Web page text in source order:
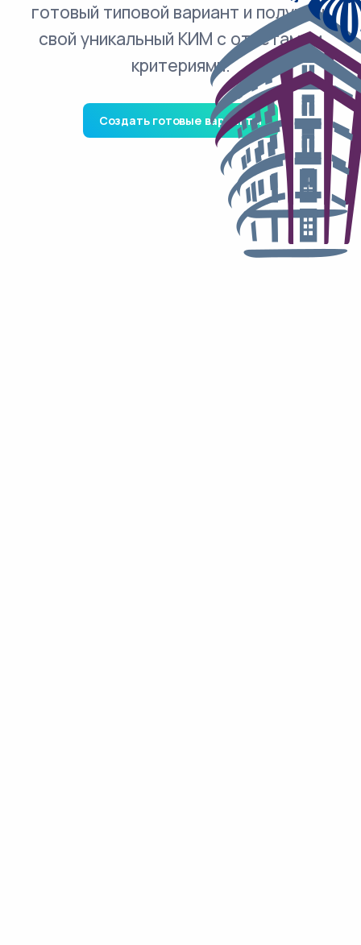
готовый типовой вариант и получить
свой уникальный КИМ с ответами и
критериями.
Создать готовые варианты